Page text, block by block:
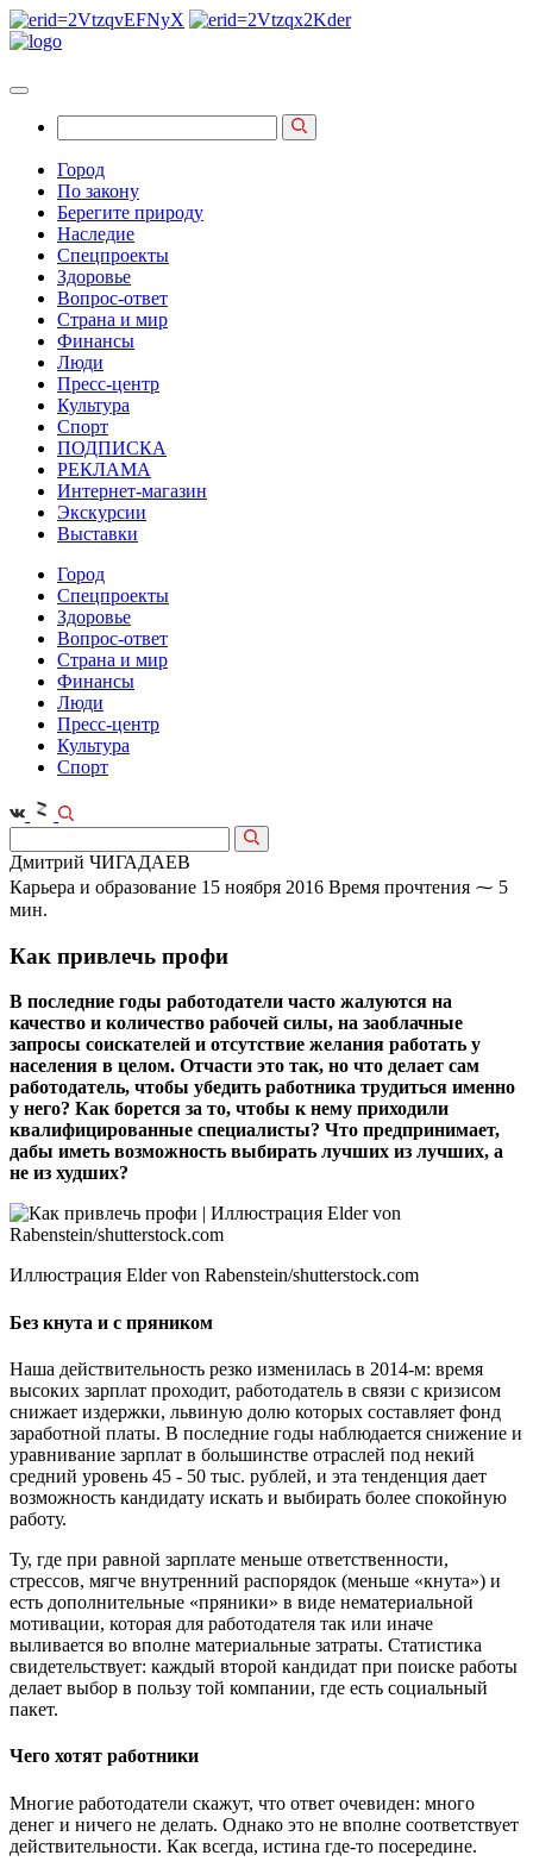
Город
По закону
Берегите природу
Наследие
Спецпроекты
Здоровье
Вопрос-ответ
Страна и мир
Финансы
Люди
Пресс-центр
Культура
Спорт
ПОДПИСКА
РЕКЛАМА
Интернет-магазин
Экскурсии
Выставки
Город
Спецпроекты
Здоровье
Вопрос-ответ
Страна и мир
Финансы
Люди
Пресс-центр
Культура
Спорт
Дмитрий ЧИГАДАЕВ
Карьера и образование 15 ноября 2016 Время прочтения ⁓ 5
мин.
Как привлечь профи
В последние годы работодатели часто жалуются на
качество и количество рабочей силы, на заоблачные
запросы соискателей и отсутствие желания работать у
населения в целом. Отчасти это так, но что делает сам
работодатель, чтобы убедить работника трудиться именно
у него? Как борется за то, чтобы к нему приходили
квалифицированные специалисты? Что предпринимает,
дабы иметь возможность выбирать лучших из лучших, а
не из худших?
Иллюстрация Elder von Rabenstein/shutterstock.com
Без кнута и с пряником
Наша действительность резко изменилась в 2014-м: время
высоких зарплат проходит, работодатель в связи с кризисом
снижает издержки, львиную долю которых составляет фонд
заработной платы. В последние годы наблюдается снижение и
уравнивание зарплат в большинстве отраслей под некий
средний уровень 45 - 50 тыс. рублей, и эта тенденция дает
возможность кандидату искать и выбирать более спокойную
работу.
Ту, где при равной зарплате меньше ответственности,
стрессов, мягче внутренний распорядок (меньше «кнута») и
есть дополнительные «пряники» в виде нематериальной
мотивации, которая для работодателя так или иначе
выливается во вполне материальные затраты. Статистика
свидетельствует: каждый второй кандидат при поиске работы
делает выбор в пользу той компании, где есть социальный
пакет.
Чего хотят работники
Многие работодатели скажут, что ответ очевиден: много
денег и ничего не делать. Однако это не вполне соответствует
действительности. Как всегда, истина где-то посередине.